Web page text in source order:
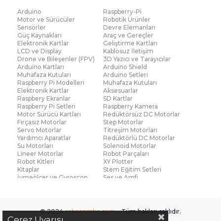
birçok seçenek Robocombo internet mağazacılığında
kolaylıkla bulunabilir.
Tüm bu ürünler, elektronik devrelerin sağlıklı şekilde
çalışması için vazgeçilmezdir. Uygulamanız ister basit
bir LED projesi olsun ister karmaşık bir sensör sistemi,
Robocombo her zaman doğru bileşeni en uygun fiyatla
sunar. Kaliteli direnç çeşitleri, uygun fiyat garantisiyle
Robocombo’da sizleri bekliyor. Güvenilir alışveriş, hızlı
teslimat ve geniş ürün yelpazesiyle Robocombo,
elektronik projelerinizde en doğru tercihtir.
Direnç Modelleri
Elektronik devrelerin temel taşlarından biri olan
çalışmasını sağlar. Bu nedenle dirençler, devre
Arduino
Raspberry-Pi
Motor ve Sürücüler
Robotik Ürünler
Sensörler
Devre Elemanları
Güç Kaynakları
Araç ve Gereçler
Elektronik Kartlar
Geliştirme Kartları
LCD ve Display
Kablosuz İletişim
Drone ve Bileşenler (FPV)
3D Yazıcı ve Tarayıcılar
Arduino Kartları
Arduino Shield
Muhafaza Kutuları
Arduino Setleri
Raspberry Pi Modelleri
Muhafaza Kutuları
Elektronik Kartlar
Aksesuarlar
Raspbery Ekranlar
SD Kartlar
Raspberry Pi Setleri
Raspberry Kamera
Motor Sürücü Kartları
Redüktörsüz DC Motorlar
Fırçasız Motorlar
Step Motorlar
Servo Motorlar
Titreşim Motorları
Yardımcı Aparatlar
Redüktörlü DC Motorlar
Su Motorları
Solenoid Motorlar
Lineer Motorlar
Robot Parçaları
Robot Kitleri
XY Plotter
Kitaplar
Stem Eğitim Setleri
İvmeölçer ve Gyroscop
Ses ve Amfi
Voltaj ve Akım
Titreşim
Basınç ve Kuvvet
© 2024 robocombo.com - Tüm hakları saklıdır.